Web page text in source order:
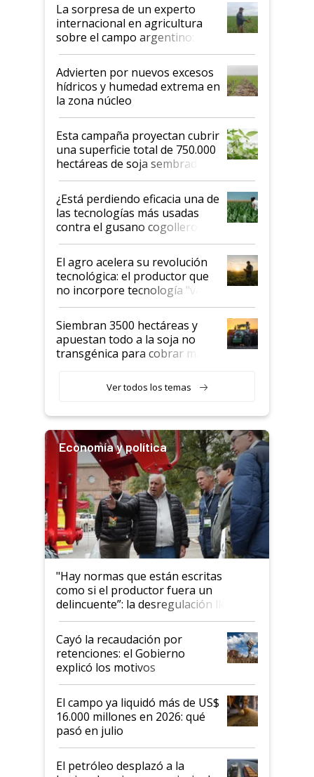
La sorpresa de un experto
internacional en agricultura
sobre el campo argentino:
"Estoy muy impresionado"
Advierten por nuevos excesos
hídricos y humedad extrema en
la zona núcleo
Esta campaña proyectan cubrir
una superficie total de 750.000
hectáreas de soja sembradas
con una nueva generación de
variedades que marcan un
salto tecnológico en genética y
rendimiento
¿Está perdiendo eficacia una de
las tecnologías más usadas
contra el gusano cogollero? El
desafío de una tecnología clave
El agro acelera su revolución
tecnológica: el productor que
no incorpore tecnología "va a
perder el tren"
Siembran 3500 hectáreas y
apuestan todo a la soja no
transgénica para cobrar más
Ver todos los temas
Economía y política
"Hay normas que están escritas
como si el productor fuera un
delincuente”: la desregulación llegó
al Congreso Aapresid y hasta se
habló del financiamiento al IPCVA
Cayó la recaudación por
retenciones: el Gobierno
explicó los motivos
El campo ya liquidó más de US$
16.000 millones en 2026: qué
pasó en julio
El petróleo desplazó a la